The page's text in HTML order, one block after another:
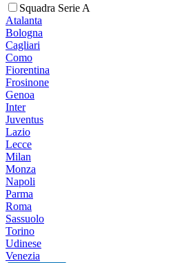
Squadra Serie A
Atalanta
Bologna
Cagliari
Como
Fiorentina
Frosinone
Genoa
Inter
Juventus
Lazio
Lecce
Milan
Monza
Napoli
Parma
Roma
Sassuolo
Torino
Udinese
Venezia